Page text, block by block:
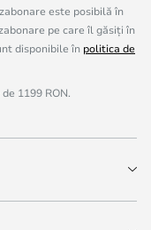
este posibilă în
pe care îl găsiți în
disponibile în politica de
1199 RON.